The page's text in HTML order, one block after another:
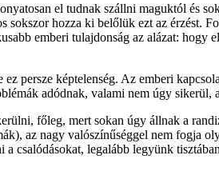
el tudnak szállni maguktól és
sokszor hozza ki belőlük ezt az érzést.
emberi tulajdonság az alázat: hogy
persze képtelenség. Az emberi
adódnak, valami nem úgy sikerül,
főleg, mert sokan úgy állnak a
az nagy valószínűséggel nem fogja
csalódásokat, legalább legyünk